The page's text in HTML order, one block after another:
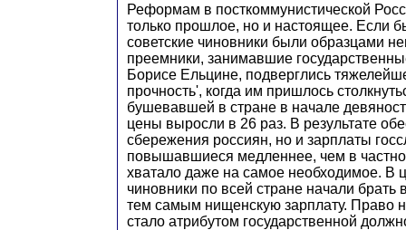
Реформам в посткоммунистической
только прошлое, но и настоящее. Если
советские чиновники были образцами
преемники, занимавшие
Борисе Ельцине, подверглись
прочность', когда им пришлось
бушевавшей в стране в начале
цены выросли в 26 раз. В результате
сбережения россиян, но и зарплаты
повышавшиеся медленнее, чем в
хватало даже на самое необходимое. В
чиновники по всей стране начали брать
тем самым нищенскую зарплату. Право
стало атрибутом государственной